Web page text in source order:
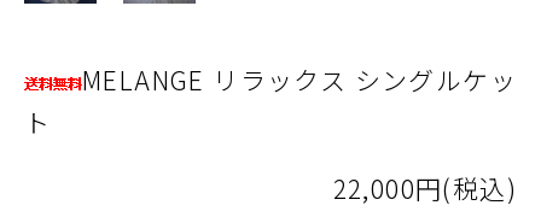
MELANGE リラックス シングルケッ
ト
22,000円(税込)